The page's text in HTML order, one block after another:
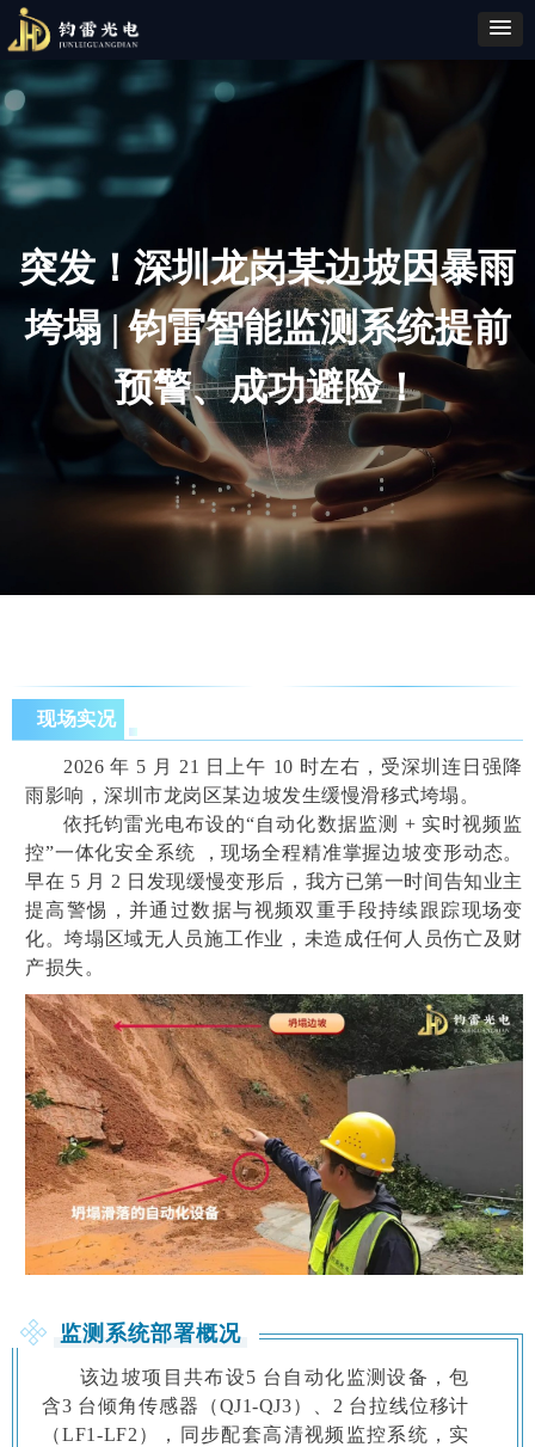
突发！深圳龙岗某边坡因暴雨
垮塌 | 钧雷智能监测系统提前
预警、成功避险！
现场实况
2026 年 5 月 21 日上午 10 时左右，受深圳连日强降
雨影响，深圳市龙岗区某边坡发生缓慢滑移式垮塌。
依托钧雷光电布设的“自动化数据监测 + 实时视频监
控”一体化安全系统 ，现场全程精准掌握边坡变形动态。
早在 5 月 2 日发现缓慢变形后，我方已第一时间告知业主
提高警惕，并通过数据与视频双重手段持续跟踪现场变
化。垮塌区域无人员施工作业，未造成任何人员伤亡及财
产损失。
监测系统部署概况
该边坡项目共布设5 台自动化监测设备，包
含3 台倾角传感器（QJ1-QJ3）、2 台拉线位移计
（LF1-LF2）
，同步配套高清视频监控系统，实